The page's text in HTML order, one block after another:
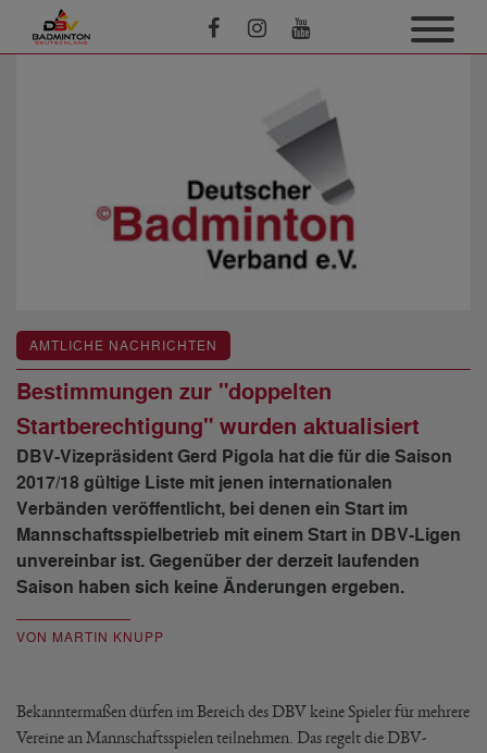
AMTLICHE NACHRICHTEN
Bestimmungen zur "doppelten
Startberechtigung" wurden aktualisiert
DBV-Vizepräsident Gerd Pigola hat die für die Saison
2017/18 gültige Liste mit jenen internationalen
Verbänden veröffentlicht, bei denen ein Start im
Mannschaftsspielbetrieb mit einem Start in DBV-Ligen
unvereinbar ist. Gegenüber der derzeit laufenden
Saison haben sich keine Änderungen ergeben.
VON MARTIN KNUPP
Bekanntermaßen dürfen im Bereich des DBV keine Spieler für mehrere
Vereine an Mannschaftsspielen teilnehmen. Das regelt die DBV-